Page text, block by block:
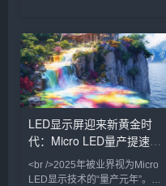
和超大尺寸无缝拼接屏，像素间
距突破P0.3以下，亮度与寿命较
传统OLED提升数倍。多家设备
厂商透露，巨量转移良率已从去
年不足90%提升至99.99%，成
本骤降60%。这意味着Micro
LED不再只是实验室里的奢侈
品，而是开始进入高端商用显示
LED显示屏迎来新黄金时
代：Micro LED量产提速与
户外广告数字化浪潮重塑产
业格局
<br />2025年被业界视为Micro
LED显示技术的“量产元年”。最